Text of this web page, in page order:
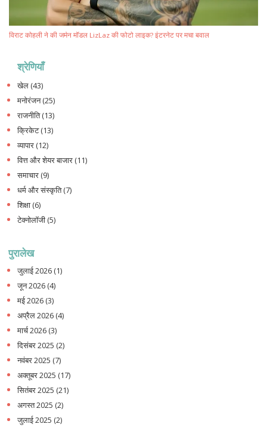
विराट कोहली ने की जर्मन मॉडल LizLaz की फोटो लाइक? इंटरनेट पर मचा बवाल
श्रेणियाँ
खेल (43)
मनोरंजन(25)
राजनीति(13)
क्रिकेट(13)
व्यापार (12)
वित्त और शेयर बाजार (11)
समाचार (9)
धर्म और संस्कृति(7)
शिक्षा (6)
टेक्नोलॉजी (5)
पुरालेख
जुलाई 2026 (1)
जून 2026 (4)
मई 2026 (3)
अप्रैल 2026 (4)
मार्च 2026 (3)
दिसंबर 2025 (2)
नवंबर 2025 (7)
अक्तूबर 2025 (17)
सितंबर 2025 (21)
अगस्त 2025 (2)
जुलाई 2025 (2)